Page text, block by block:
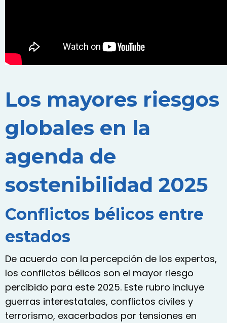
Los mayores riesgos
globales en la
agenda de
sostenibilidad 2025
Conflictos bélicos entre
estados
De acuerdo con la percepción de los expertos,
los conflictos bélicos son el mayor riesgo
percibido para este 2025. Este rubro incluye
guerras interestatales, conflictos civiles y
terrorismo, exacerbados por tensiones en